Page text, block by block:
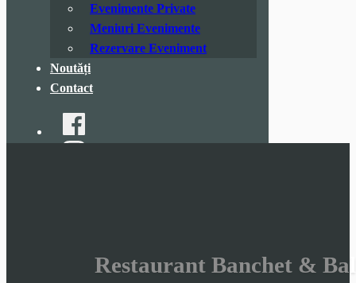
Evenimente Private
Meniuri Evenimente
Rezervare Eveniment
Noutăți
Contact
Restaurant Banchet &